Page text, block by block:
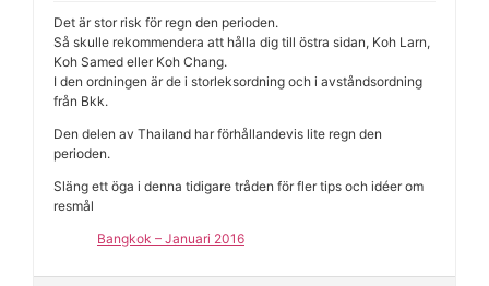
Det är stor risk för regn den perioden.
Så skulle rekommendera att hålla dig till östra sidan, Koh Larn,
Koh Samed eller Koh Chang.
I den ordningen är de i storleksordning och i avståndsordning
från Bkk.
Den delen av Thailand har förhållandevis lite regn den
perioden.
Släng ett öga i denna tidigare tråden för fler tips och idéer om
resmål
Bangkok – Januari 2016